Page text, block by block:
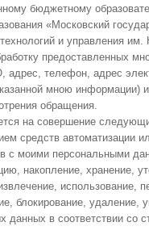
бюджетному
«Московский
и управления им.
предоставленных
телефон, адрес
мною информации)
обращения.
на совершение
средств автоматизации
с моими персональными
накопление, хранение,
использование,
блокирование, удаление,
данных в соответствии со